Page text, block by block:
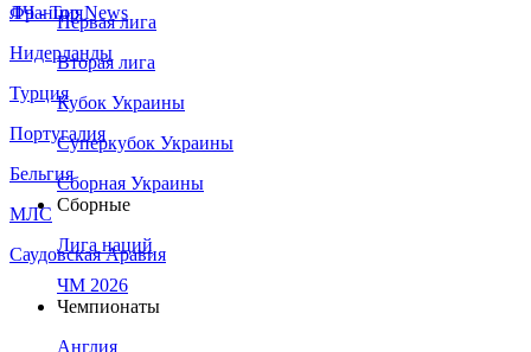
Франция
Нидерланды
Турция
Португалия
Бельгия
МЛС
Саудовская Аравия
ЛЧ - Top News
Первая лига
Вторая лига
Кубок Украины
Суперкубок Украины
Сборная Украины
Сборные
Лига наций
ЧМ 2026
Чемпионаты
Англия